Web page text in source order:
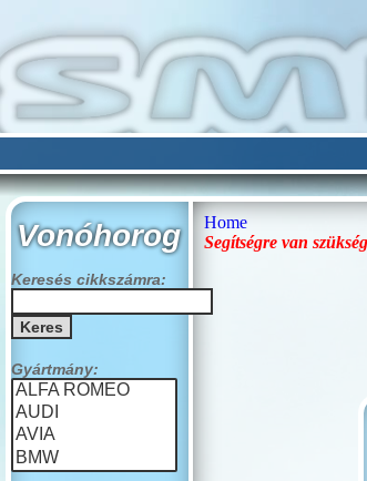
Home
Segítségre van
Vonóhorog
Keresés cikkszámra:
Gyártmány: